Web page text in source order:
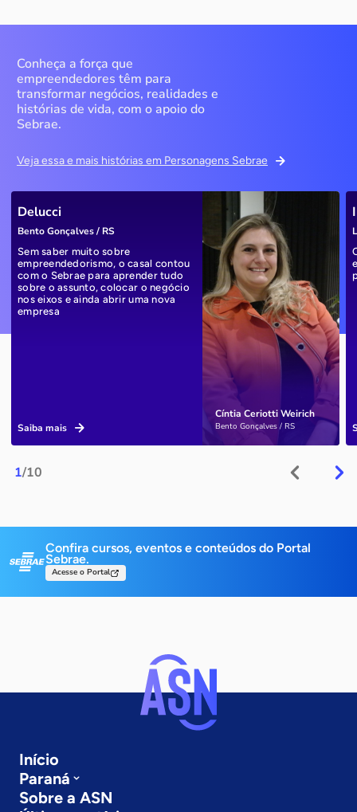
Conheça a força que
empreendedores têm para
transformar negócios, realidades e
histórias de vida, com o apoio do
Sebrae.
Veja essa e mais histórias em Personagens Sebrae
1/10
Cíntia Ceriotti Weirich
Bento Gonçalves / RS
Delucci
Bento Gonçalves / RS
Sem saber muito sobre
empreendedorismo, o casal contou
com o Sebrae para aprender tudo
sobre o assunto, colocar o negócio
nos eixos e ainda abrir uma nova
empresa
Saiba mais
Confira cursos, eventos e conteúdos do Portal
Sebrae.
Acesse o Portal
Início
Paraná
Sobre a ASN